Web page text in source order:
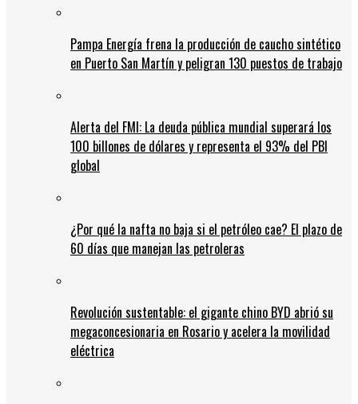
Pampa Energía frena la producción de caucho sintético
en Puerto San Martín y peligran 130 puestos de trabajo
Alerta del FMI: La deuda pública mundial superará los
100 billones de dólares y representa el 93% del PBI
global
¿Por qué la nafta no baja si el petróleo cae? El plazo de
60 días que manejan las petroleras
Revolución sustentable: el gigante chino BYD abrió su
megaconcesionaria en Rosario y acelera la movilidad
eléctrica